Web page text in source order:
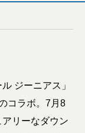
ジーニアス」
コラボ。7月8
リーなダウン